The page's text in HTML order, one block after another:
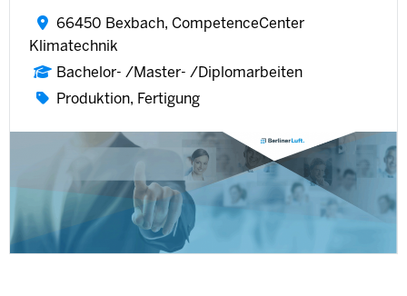
66450 Bexbach, CompetenceCenter
Klimatechnik
Bachelor- /Master- /Diplomarbeiten
Produktion, Fertigung